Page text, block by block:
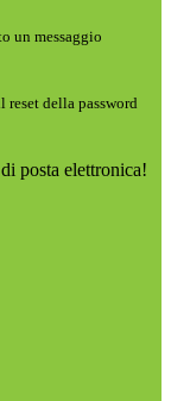
un messaggio
reset della password
posta elettronica!